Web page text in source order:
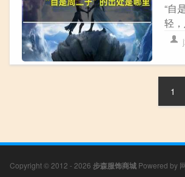
“自
轻
1
Copyright © 2012 - 2026 步森服饰商城 Powered by